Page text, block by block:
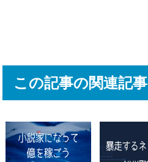
この記事の関連記事